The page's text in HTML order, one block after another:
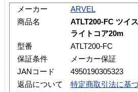
メーカー
ARVEL
商品名
ATLT200-FC ツイ
ライトコア20m
型番
ATLT200-FC
保証条件
メーカー保証
JANコード
4950190305323
返品について
特定商取引法に基